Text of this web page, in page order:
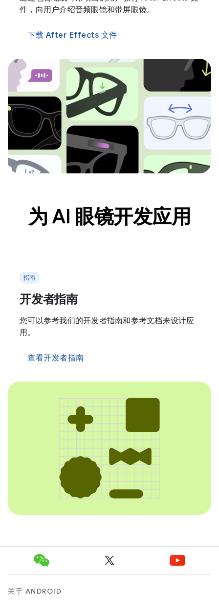
件，向用户介绍音频眼镜和带屏眼镜。
下载 After Effects 文件
为 AI 眼镜开发应用
指南
开发者指南
您可以参考我们的开发者指南和参考文档来设计应
用。
查看开发者指南
关于 ANDROID